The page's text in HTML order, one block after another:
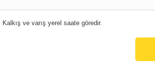
Kalkış ve varış yerel saate göredir.